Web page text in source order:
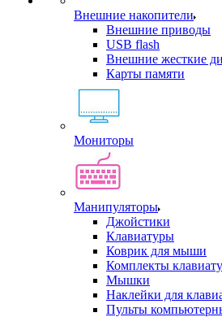
Внешние накопители
Внешние приводы
USB flash
Внешние жесткие
Карты памяти
Мониторы
Манипуляторы
Джойстики
Клавиатуры
Коврик для мыши
Комплекты
Мышки
Наклейки для
Пульты